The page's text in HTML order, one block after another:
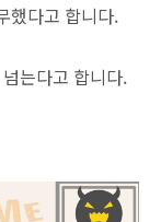
했다고 합니다.
는다고 합니다.